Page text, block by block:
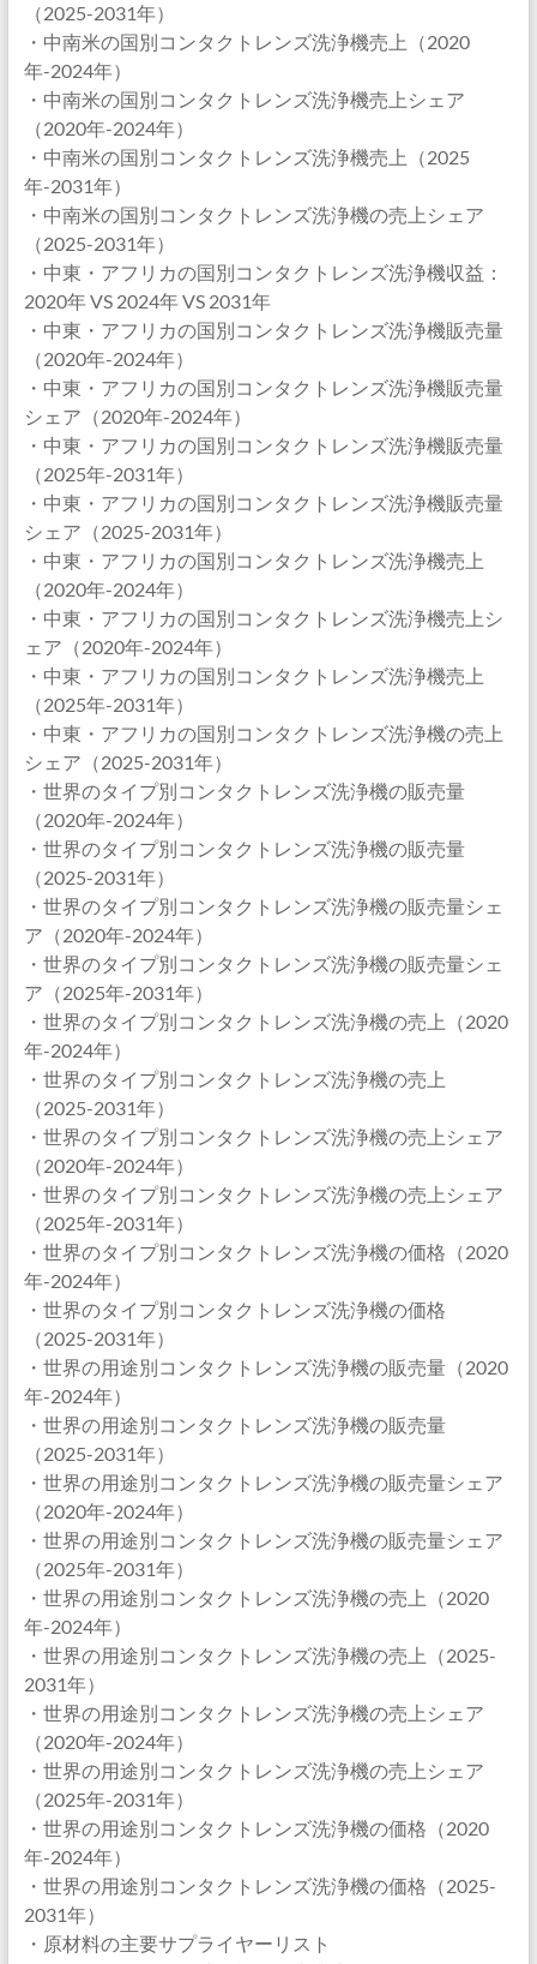
（2025-2031年）
・中南米の国別コンタクトレンズ洗浄機売上（2020
年-2024年）
・中南米の国別コンタクトレンズ洗浄機売上シェア
（2020年-2024年）
・中南米の国別コンタクトレンズ洗浄機売上（2025
年-2031年）
・中南米の国別コンタクトレンズ洗浄機の売上シェア
（2025-2031年）
・中東・アフリカの国別コンタクトレンズ洗浄機収益：
2020年 VS 2024年 VS 2031年
・中東・アフリカの国別コンタクトレンズ洗浄機販売量
（2020年-2024年）
・中東・アフリカの国別コンタクトレンズ洗浄機販売量
シェア（2020年-2024年）
・中東・アフリカの国別コンタクトレンズ洗浄機販売量
（2025年-2031年）
・中東・アフリカの国別コンタクトレンズ洗浄機販売量
シェア（2025-2031年）
・中東・アフリカの国別コンタクトレンズ洗浄機売上
（2020年-2024年）
・中東・アフリカの国別コンタクトレンズ洗浄機売上シ
ェア（2020年-2024年）
・中東・アフリカの国別コンタクトレンズ洗浄機売上
（2025年-2031年）
・中東・アフリカの国別コンタクトレンズ洗浄機の売上
シェア（2025-2031年）
・世界のタイプ別コンタクトレンズ洗浄機の販売量
（2020年-2024年）
・世界のタイプ別コンタクトレンズ洗浄機の販売量
（2025-2031年）
・世界のタイプ別コンタクトレンズ洗浄機の販売量シェ
ア（2020年-2024年）
・世界のタイプ別コンタクトレンズ洗浄機の販売量シェ
ア（2025年-2031年）
・世界のタイプ別コンタクトレンズ洗浄機の売上（2020
年-2024年）
・世界のタイプ別コンタクトレンズ洗浄機の売上
（2025-2031年）
・世界のタイプ別コンタクトレンズ洗浄機の売上シェア
（2020年-2024年）
・世界のタイプ別コンタクトレンズ洗浄機の売上シェア
（2025年-2031年）
・世界のタイプ別コンタクトレンズ洗浄機の価格（2020
年-2024年）
・世界のタイプ別コンタクトレンズ洗浄機の価格
（2025-2031年）
・世界の用途別コンタクトレンズ洗浄機の販売量（2020
年-2024年）
・世界の用途別コンタクトレンズ洗浄機の販売量
（2025-2031年）
・世界の用途別コンタクトレンズ洗浄機の販売量シェア
（2020年-2024年）
・世界の用途別コンタクトレンズ洗浄機の販売量シェア
（2025年-2031年）
・世界の用途別コンタクトレンズ洗浄機の売上（2020
年-2024年）
・世界の用途別コンタクトレンズ洗浄機の売上（2025-
2031年）
・世界の用途別コンタクトレンズ洗浄機の売上シェア
（2020年-2024年）
・世界の用途別コンタクトレンズ洗浄機の売上シェア
（2025年-2031年）
・世界の用途別コンタクトレンズ洗浄機の価格（2020
年-2024年）
・世界の用途別コンタクトレンズ洗浄機の価格（2025-
2031年）
・原材料の主要サプライヤーリスト